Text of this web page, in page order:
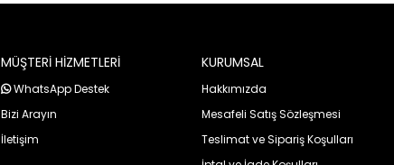
MÜŞTERİ HİZMETLERİ
WhatsApp Destek
Bizi Arayın
İletişim
KURUMSAL
Hakkımızda
Mesafeli Satış Sözleşmesi
Teslimat ve Sipariş Koşulları